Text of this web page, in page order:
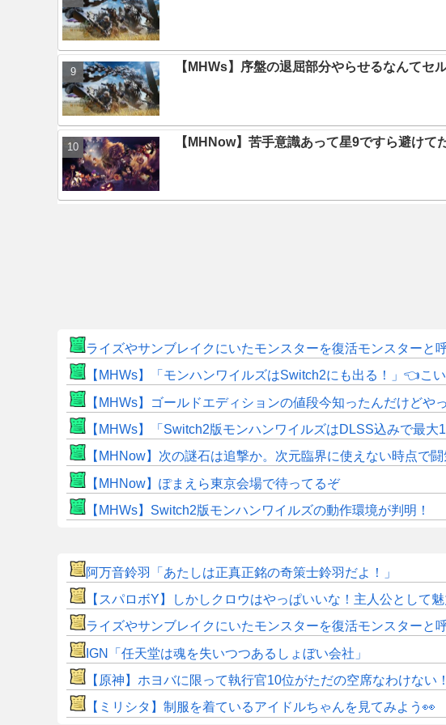
【MHWs】序盤の退屈部分やらせるなんてセ
【MHNow】苦手意識あって星9ですら避け
ライズやサンブレイクにいたモンスターを復活モンスターと
【MHWs】「モンハンワイルズはSwitch2にも出る！」👈こ
【MHWs】ゴールドエディションの値段今知ったんだけどや
【MHWs】「Switch2版モンハンワイルズはDLSS込みで最大
【MHNow】次の謎石は追撃か。次元臨界に使えない時点で
【MHNow】ぽまえら東京会場で待ってるぞ
【MHWs】Switch2版モンハンワイルズの動作環境が判明！
阿万音鈴羽「あたしは正真正銘の奇策士鈴羽だよ！」
【スパロボY】しかしクロウはやっぱいいな！主人公として
ライズやサンブレイクにいたモンスターを復活モンスターと
IGN「任天堂は魂を失いつつあるしょぼい会社」
【原神】ホヨバに限って執行官10位がただの空席なわけない！
【ミリシタ】制服を着ているアイドルちゃんを見てみよう👀